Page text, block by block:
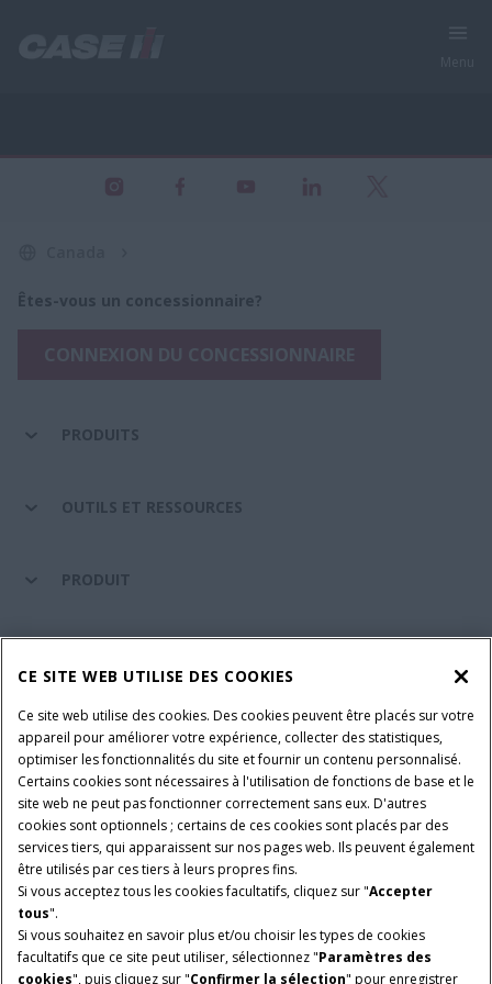
Êtes-vous un concessionnaire?
PRODUITS
OUTILS ET RESSOURCES
PRODUIT
SUIVEZ-NOUS
PARAMÈTRES ET PLUS D'INFORMATIONS
Avis juridiques
Avis de confidentialité
Conditions contractuelles
© 2026 CNH Industrial America LLC. All Rights Reserved. Case IH is a
trademark of CNH Industrial America LLC.
CE SITE WEB UTILISE DES COOKIES
Ce site web utilise des cookies. Des cookies peuvent être placés sur votre
appareil pour améliorer votre expérience, collecter des statistiques,
optimiser les fonctionnalités du site et fournir un contenu personnalisé.
Certains cookies sont nécessaires à l'utilisation de fonctions de base et le
site web ne peut pas fonctionner correctement sans eux. D'autres
cookies sont optionnels ; certains de ces cookies sont placés par des
services tiers, qui apparaissent sur nos pages web. Ils peuvent également
être utilisés par ces tiers à leurs propres fins.
Si vous acceptez tous les cookies facultatifs, cliquez sur "Accepter
tous".
Si vous souhaitez en savoir plus et/ou choisir les types de cookies
facultatifs que ce site peut utiliser, sélectionnez "Paramètres des
cookies", puis cliquez sur "Confirmer la sélection" pour enregistrer